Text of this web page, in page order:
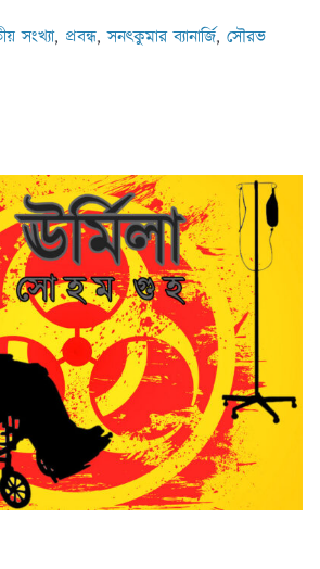
সংখ্যা, প্রবন্ধ,সনৎকুমার ব্যানার্জি, সৌরভ